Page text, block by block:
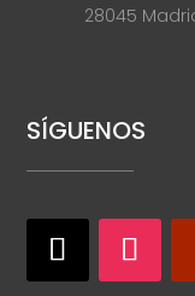
28045
SÍGUENOS